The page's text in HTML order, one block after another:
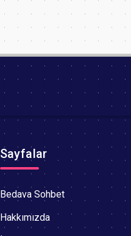
Sayfalar
Bedava Sohbet
Hakkımızda